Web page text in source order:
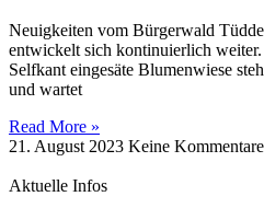
Neuigkeiten vom Bürgerwald
entwickelt sich kontinuierlich
Selfkant eingesäte Blumenwiese
und wartet
Read More »
21. August 2023 Keine Kommentare
Aktuelle Infos